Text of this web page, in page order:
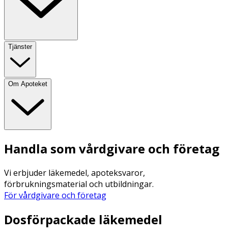
Tjänster
Om Apoteket
Handla som vårdgivare och företag
Vi erbjuder läkemedel, apoteksvaror,
förbrukningsmaterial och utbildningar.
För vårdgivare och företag
Dosförpackade läkemedel